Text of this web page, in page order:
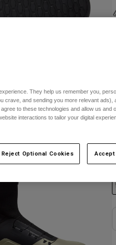
They help us remember you,
crave, and sending you more relevant ads),
to these technologies and allow us and
interactions to tailor your digital
Reject Optional Cookies